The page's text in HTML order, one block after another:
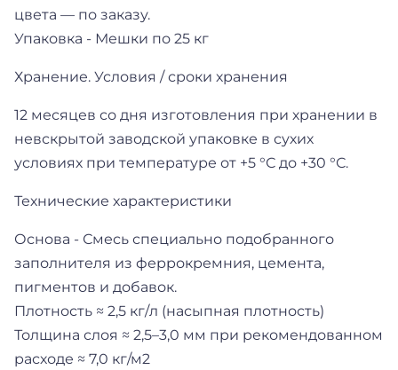
цвета — по заказу.
Упаковка - Мешки по 25 кг
Хранение. Условия / сроки хранения
12 месяцев со дня изготовления при хранении в
невскрытой заводской упаковке в сухих
условиях при температуре от +5 °С до +30 °С.
Технические характеристики
Основа - Смесь специально подобранного
заполнителя из феррокремния, цемента,
пигментов и добавок.
Плотность ≈ 2,5 кг/л (насыпная плотность)
Толщина слоя ≈ 2,5–3,0 мм при рекомендованном
расходе ≈ 7,0 кг/м2